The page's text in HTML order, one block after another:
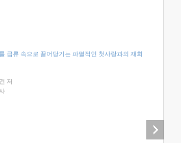
급류 속으로 끌어당기는 파멸적인 첫사랑과의 재회
저